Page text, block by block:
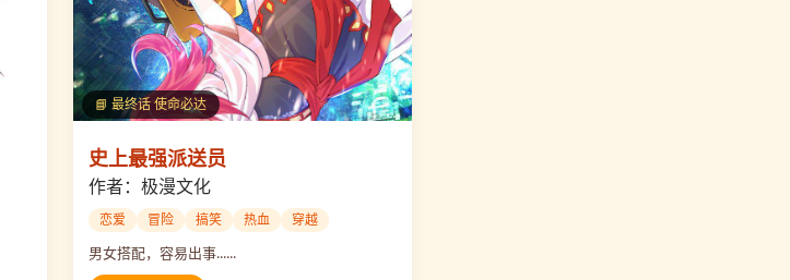
📘 最终话 使命必达
史上最强派送员
作者：极漫文化
恋爱 冒险 搞笑 热血 穿越
男女搭配，容易出事......